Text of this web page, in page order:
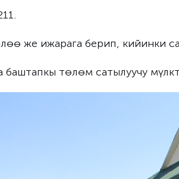
же ижарага берип, кийинки
баштапкы төлөм сатылуучу